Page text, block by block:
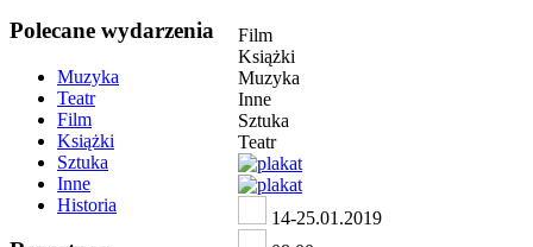
Polecane wydarzenia
Muzyka
Teatr
Film
Książki
Sztuka
Inne
Historia
Film
Książki
Muzyka
Inne
Sztuka
Teatr
14-25.01.2019